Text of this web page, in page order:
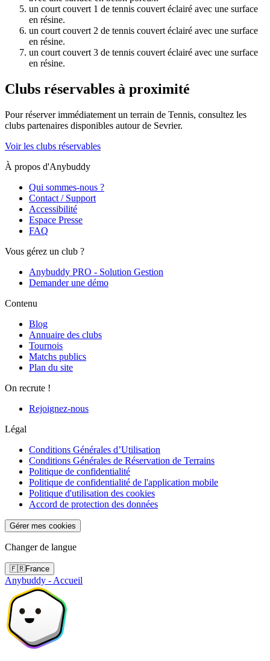
un court couvert 1 de tennis couvert éclairé avec une surface
en résine.
un court couvert 2 de tennis couvert éclairé avec une surface
en résine.
un court couvert 3 de tennis couvert éclairé avec une surface
en résine.
Clubs réservables à proximité
Pour réserver immédiatement un terrain de Tennis, consultez les
clubs partenaires disponibles autour de Sevrier.
Voir les clubs réservables
À propos d'Anybuddy
Qui sommes-nous ?
Contact / Support
Accessibilité
Espace Presse
FAQ
Vous gérez un club ?
Anybuddy PRO - Solution Gestion
Demander une démo
Contenu
Blog
Annuaire des clubs
Tournois
Matchs publics
Plan du site
On recrute !
Rejoignez-nous
Légal
Conditions Générales d’Utilisation
Conditions Générales de Réservation de Terrains
Politique de confidentialité
Politique de confidentialité de l'application mobile
Politique d'utilisation des cookies
Accord de protection des données
Gérer mes cookies
Changer de langue
🇫🇷France
Anybuddy - Accueil